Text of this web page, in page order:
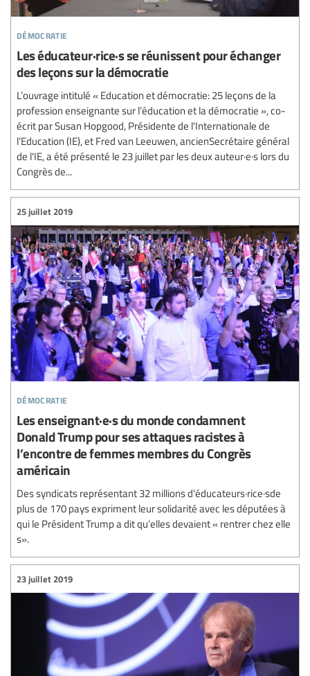
démocratie
Les éducateur·rice·s se réunissent pour échanger
des leçons sur la démocratie
L’ouvrage intitulé « Education et démocratie: 25 leçons de la
profession enseignante sur l’éducation et la démocratie », co-
écrit par Susan Hopgood, Présidente de l'Internationale de
l’Education (IE), et Fred van Leeuwen, ancienSecrétaire général
de l'IE, a été présenté le 23 juillet par les deux auteur·e·s lors du
Congrès de...
démocratie
25 juillet 2019
Les enseignant·e·s du monde condamnent
Donald Trump pour ses attaques racistes à
l’encontre de femmes membres du Congrès
américain
Des syndicats représentant 32 millions d'éducateurs·rice·sde
plus de 170 pays expriment leur solidarité avec les députées à
qui le Président Trump a dit qu’elles devaient « rentrer chez elle
s».
23 juillet 2019